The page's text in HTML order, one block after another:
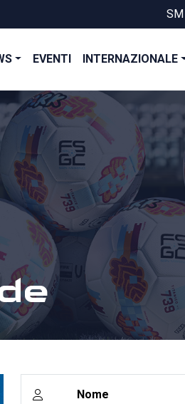
EVENTI INTERNAZIONALE
Nome